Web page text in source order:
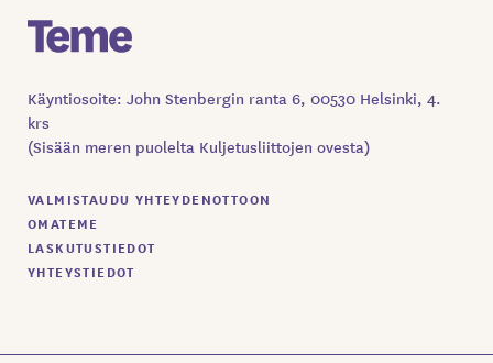
Käyntiosoite: John Stenbergin ranta 6, 00530 Helsinki, 4.
krs
(Sisään meren puolelta Kuljetusliittojen ovesta)
VALMISTAUDU YHTEYDENOTTOON
OMATEME
LASKUTUSTIEDOT
YHTEYSTIEDOT